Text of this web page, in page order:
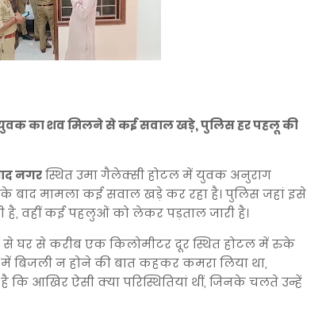
का शव मिलने से कई सवाल खड़े, पुलिस हर पहलू की
नगरस्थित उमा गैलेक्सी होटल में युवक अनुराग
के बाद मामला कई सवाल खड़े कर रहा है। पुलिस जहां इसे
है, वहीं कई पहलुओं को लेकर पड़ताल जारी है।
से घर से करीब एक किलोमीटर दूर स्थित होटल में रुके
बिजली न होने की बात कहकर कमरा लिया था,
आखिर ऐसी क्या परिस्थितियां थीं, जिनके चलते उन्हें